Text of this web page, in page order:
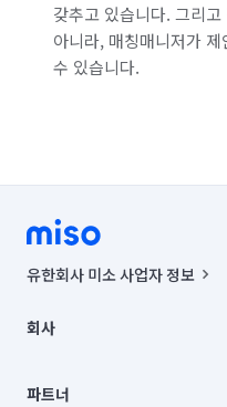
갖추고 있습니다. 그리
아니라, 매칭매니저가
수 있습니다.
유한회사 미소 사업자 정보
00019 |
주소 | 본사: 서울특별시 종로구
회사
채용
파트너